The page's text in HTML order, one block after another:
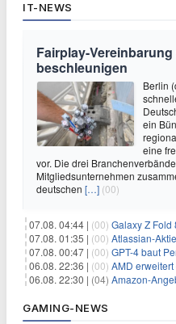
IT-NEWS
Fairplay-
beschleunigen
Berlin
ein
eine
vor. Die drei
Mitgliedsunternehmen
deutschen […] (00)
07.08. 04:44 | (00) Galaxy Z Fold 8:
07.08. 01:35 | (00) Atlassian-Aktien
07.08. 00:47 | (00) GPT-4 baut
06.08. 22:36 | (00) AMD erweitert das
06.08. 22:30 | (04) Amazon-Angebote
GAMING-NEWS